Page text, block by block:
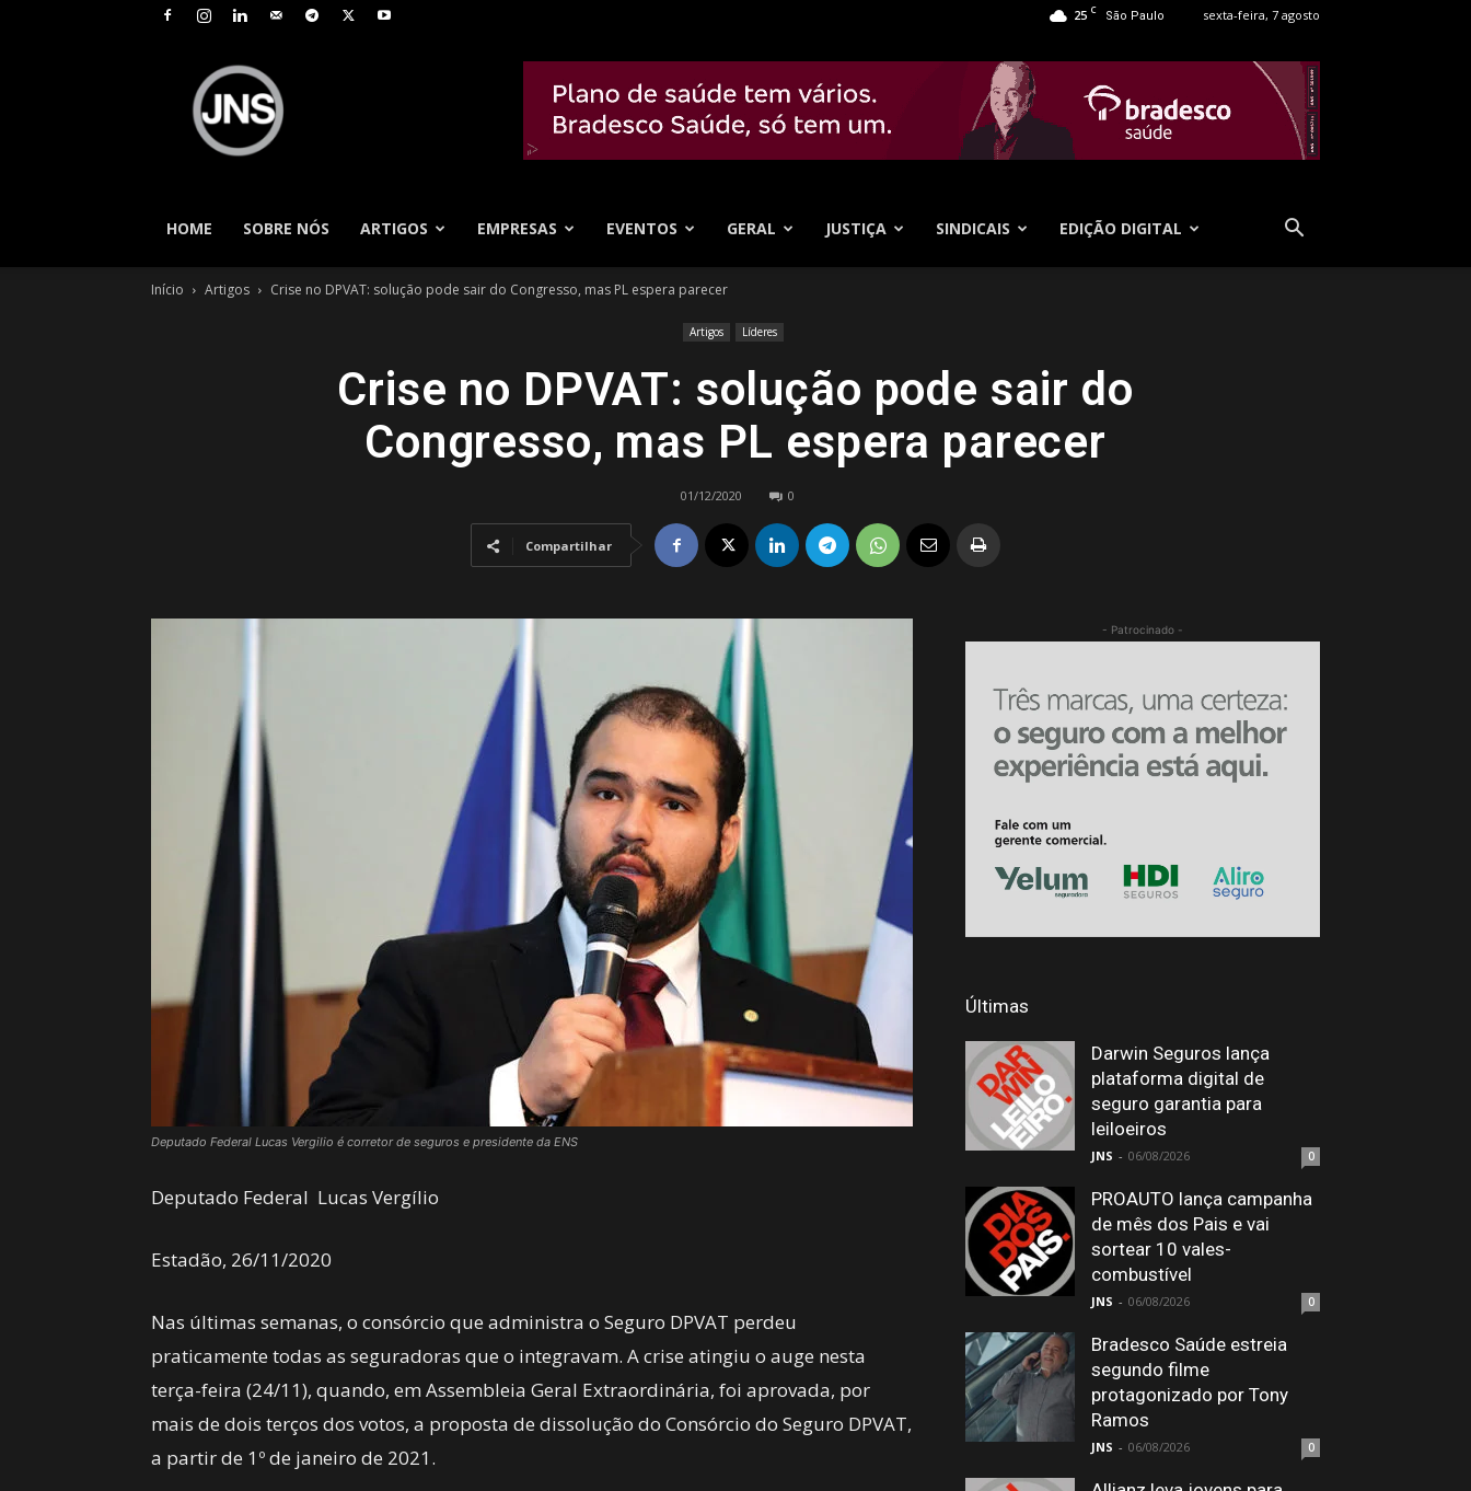
25 C São Paulo sexta-feira, 7 agosto
HOME
SOBRE NÓS ARTIGOS EMPRESAS EVENTOS GERAL JUSTIÇA SINDICAIS EDIÇÃO DIGITAL
Início Artigos Crise no DPVAT: solução pode sair do Congresso, mas PL espera parecer
Artigos Líderes
Crise no DPVAT: solução pode sair do
Congresso, mas PL espera parecer
01/12/2020 0
Compartilhar
Deputado Federal Lucas Vergilio é corretor de seguros e presidente da ENS
Deputado Federal Lucas Vergílio
Estadão, 26/11/2020
Nas últimas semanas, o consórcio que administra o Seguro DPVAT perdeu
praticamente todas as seguradoras que o integravam. A crise atingiu o auge nesta
terça-feira (24/11), quando, em Assembleia Geral Extraordinária, foi aprovada, por
mais de dois terços dos votos, a proposta de dissolução do Consórcio do Seguro DPVAT,
a partir de 1º de janeiro de 2021.
- Patrocinado -
Últimas
Darwin Seguros lança
plataforma digital de
seguro garantia para
leiloeiros
JNS - 06/08/2026 0
PROAUTO lança campanha
de mês dos Pais e vai
sortear 10 vales-
combustível
JNS - 06/08/2026 0
Bradesco Saúde estreia
segundo filme
protagonizado por Tony
Ramos
JNS - 06/08/2026 0